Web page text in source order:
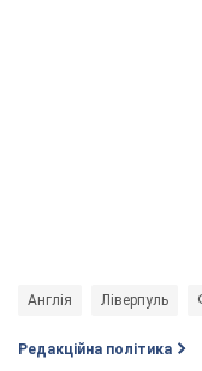
Англія Ліверпуль
Редакційна політика